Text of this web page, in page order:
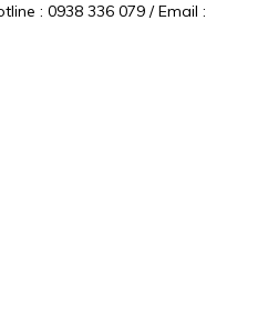
: 0938 336 079 / Email :